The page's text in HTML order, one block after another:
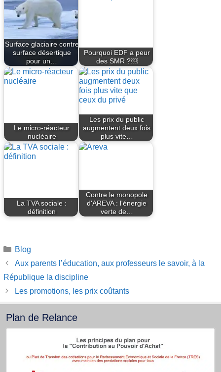
Surface glaciaire contre
surface désertique
pour un…
Pourquoi EDF a peur
des SMR ?￼
Le micro-réacteur
nucléaire
Les prix du public
augmentent deux fois
plus vite…
La TVA sociale :
définition
Contre le monopole
d'AREVA : l'énergie
verte de…
Catégories
Blog
Aux parents l’éducation, aux professeurs le savoir, à la
République la discipline
Les promotions, les prix coûtants
Plan de Relance